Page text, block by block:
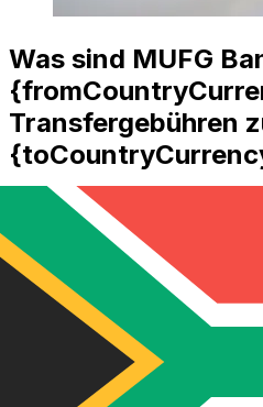
Was sind MUFG
Transfergebühren
MUFG Bank internationalen
JPY nach ZAR hängen von
Überweisungsbetrag ab. In
Transfers mit niedrigeren
Wechselkursen einher.
um MUFG Bank Gebühren
Warum mit Xe
Banken